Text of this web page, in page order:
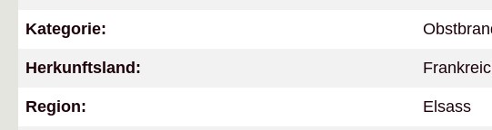
Kategorie:
Herkunftsland:
Region: Elsass